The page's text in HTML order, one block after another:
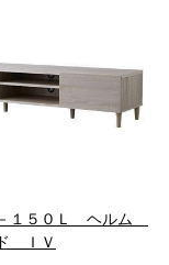
１５０Ｌ ヘルム
ＩＶ